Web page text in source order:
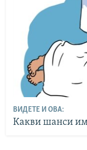
ВИДЕТЕ И ОВА:
Какви шанси